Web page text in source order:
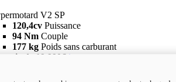
V2 SP
120,4cv Puissance
94 Nm Couple
177 kg Poids sans carburant
de 19 990€ i
V2 SP 100